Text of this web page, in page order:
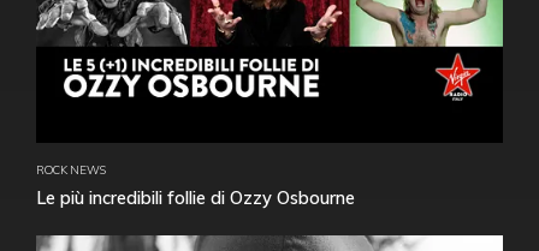
ROCK NEWS
Le più incredibili follie di Ozzy Osbourne